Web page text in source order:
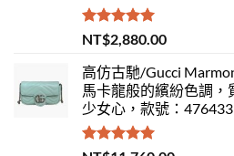
評分 5.00
滿分 5
NT$2,880.00
高仿古馳/Gucci
馬卡龍般的繽紛色調
少女心，款號：476433